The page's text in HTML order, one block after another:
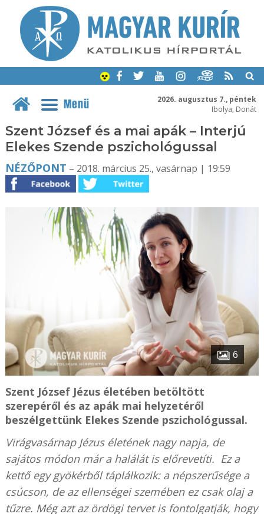
2026. augusztus 7., péntek
Ibolya, Donát
Menü
Szent József és a mai apák – Interjú
Elekes Szende pszichológussal
NÉZŐPONT – 2018. március 25., vasárnap | 19:59
6
Szent József Jézus életében betöltött
szerepéről és az apák mai helyzetéről
beszélgettünk Elekes Szende pszichológussal.
Virágvasárnap Jézus életének nagy napja, de
sajátos módon már a halálát is előrevetíti. Ez a
kettő egy gyökérből táplálkozik: a népszerűsége a
csúcson, de az ellenségei szemében ez csak olaj a
tűzre. Még azt az ördögi tervet is fontolgatják, hogy